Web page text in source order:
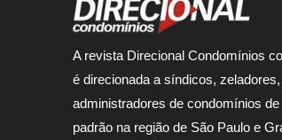
A revista Direcional Condomínios
é direcionada a síndicos,
administradores de condomínios
padrão na região de São Paulo e